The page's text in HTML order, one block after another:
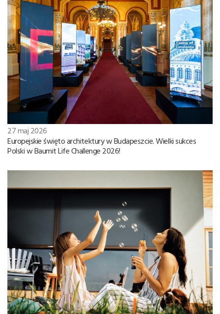
27 maj 2026
Europejskie święto architektury w Budapeszcie. Wielki sukces
Polski w Baumit Life Challenge 2026!